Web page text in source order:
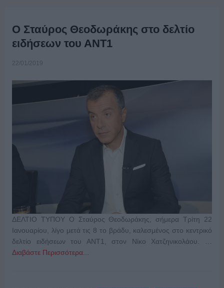
Ο Σταύρος Θεοδωράκης στο δελτίο
ειδήσεων του ΑΝΤ1
22/01/2019
ΔΕΛΤΙΟ ΤΥΠΟΥ Ο Σταύρος Θεοδωράκης, σήμερα Τρίτη 22
Ιανουαρίου, λίγο μετά τις 8 το βράδυ, καλεσμένος στο κεντρικό
δελτίο ειδήσεων του ΑΝΤ1, στον Νίκο Χατζηνικολάου. …
Διαβάστε Περισσότερα...